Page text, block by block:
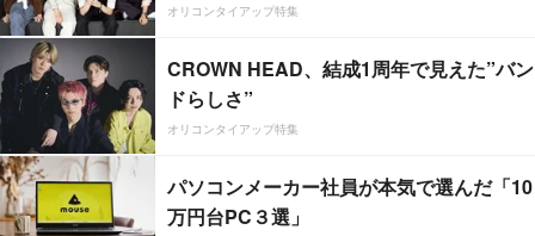
オリコンタイアップ特集
CROWN HEAD、結成1周年で見えた”バン
ドらしさ”
オリコンタイアップ特集
パソコンメーカー社員が本気で選んだ「10
万円台PC３選」